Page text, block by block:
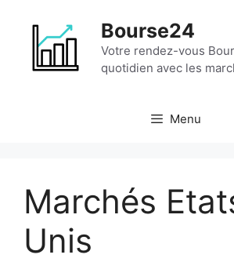
contenu
Bourse24
Votre rendez-vous
quotidien avec les
Menu
Marchés
Unis